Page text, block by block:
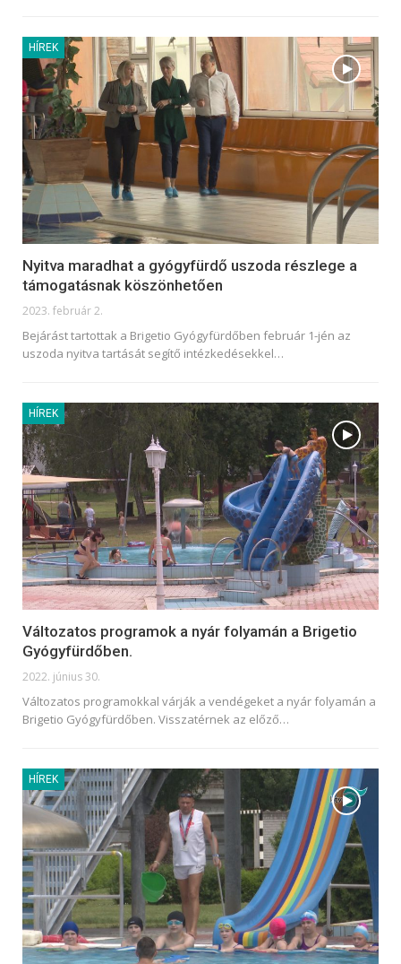
HÍREK
Nyitva maradhat a gyógyfürdő uszoda részlege a
támogatásnak köszönhetően
2023. február 2.
Bejárást tartottak a Brigetio Gyógyfürdőben február 1-jén az
uszoda nyitva tartását segítő intézkedésekkel…
HÍREK
Változatos programok a nyár folyamán a Brigetio
Gyógyfürdőben.
2022. június 30.
Változatos programokkal várják a vendégeket a nyár folyamán a
Brigetio Gyógyfürdőben. Visszatérnek az előző…
HÍREK